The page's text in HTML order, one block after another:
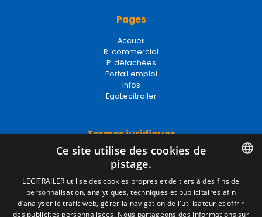
Pages
Accueil
R. commercial
P. détachées
Portail emploi
Infos
EgaLecitrailer
Termes juridiques
Mentions Légales
Politique de Confidentialité
Politique de Cookies
Conditions générales de vente
Gérer les cookies
SPANISH
ENGLISH
Ce site utilise des cookies de
pistage.
LECITRAILER utilise des cookies propres et de tiers à des fins de
personnalisation, analytiques, techniques et publicitaires afin
d’analyser le trafic web, gérer la navigation de l'utilisateur et offrir
des publicités personnalisées. Nous partageons des informations sur